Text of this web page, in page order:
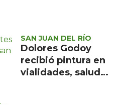
SAN JUAN DEL RÍO
Dolores Godoy
recibió pintura en
vialidades, salud